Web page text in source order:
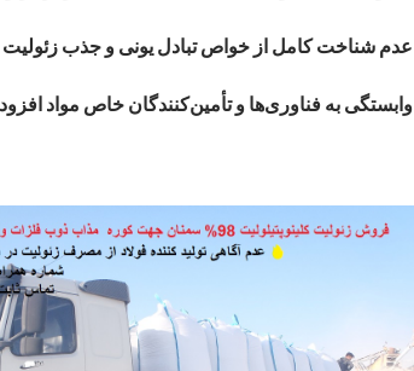
عدم شناخت کامل از خواص تبادل یونی و جذب زئولیت
وابستگی به فناوری‌ها و تأمین‌کنندگان خاص مواد